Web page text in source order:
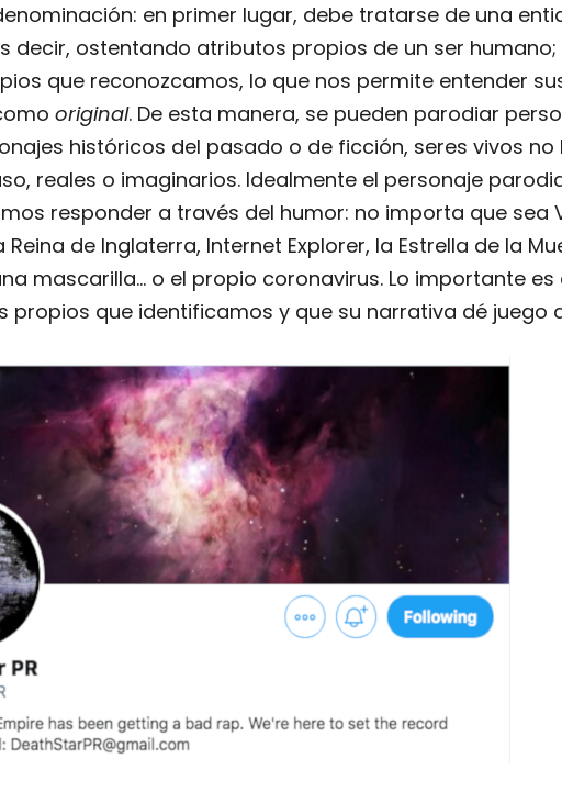
en primer lugar, debe tratarse de una
decir, ostentando atributos propios de un ser
que reconozcamos, lo que nos permite entender
original. De esta manera, se pueden parodiar
históricos del pasado o de ficción, seres vivos no
reales o imaginarios. Idealmente el personaje
responder a través del humor: no importa que sea
de Inglaterra, Internet Explorer, la Estrella de la
mascarilla… o el propio coronavirus. Lo importante
que identificamos y que su narrativa dé juego